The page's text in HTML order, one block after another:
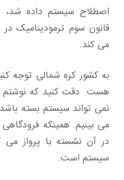
اصطلاح سیستم داده شد،
قانون سوم ترمودینامیک
می کند.
به کشور کره شمالی توجه
هست. دقت کنید که نوشتم
نمی تواند سیستم بسته
می بینیم. همینکه
در آن نشسته با پرواز می
سیستم است.